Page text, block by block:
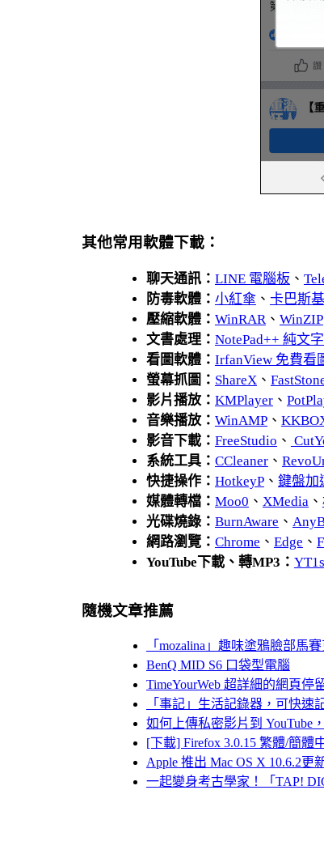
其他常用軟體下載：
聊天通訊： LINE 電腦板 、
防毒軟體： 小紅傘 、 卡巴斯基
壓縮軟體： WinRAR、 WinZIP
文書處理： NotePad++ 純文
看圖軟體： IrfanView 免費看
螢幕抓圖： ShareX、
影片播放： KMPlayer、
音樂播放： WinAMP、
影音下載： FreeStudio 、
系統工具： CCleaner、
快捷操作： HotkeyP、 鍵盤加
媒體轉檔： Moo0 、 XMedia、
光碟燒錄： BurnAware 、
網路瀏覽： Chrome 、 Edge 、
YouTube下載、轉MP3： YT1s
隨機文章推薦
「mozalina」趣味塗鴉臉部馬
BenQ MID S6 口袋型電腦
TimeYourWeb 超詳細的網頁停
「事記」生活記錄器，可快速
如何上傳私密影片到 YouTube
[下載] Firefox 3.0.15 繁體/簡體
Apple 推出 Mac OS X 10.6.2更
一起變身考古學家！「TAP!